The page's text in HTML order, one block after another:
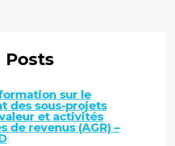
Posts
sur le
des sous-projets
et activités
de revenus (AGR) –